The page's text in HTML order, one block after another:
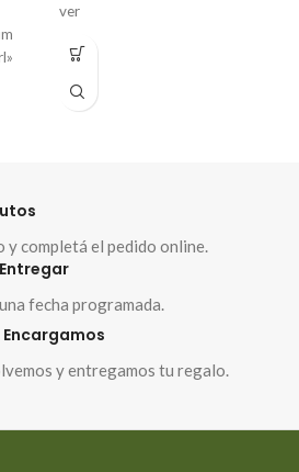
ver
completá el pedido online.
fecha programada.
y entregamos tu regalo.